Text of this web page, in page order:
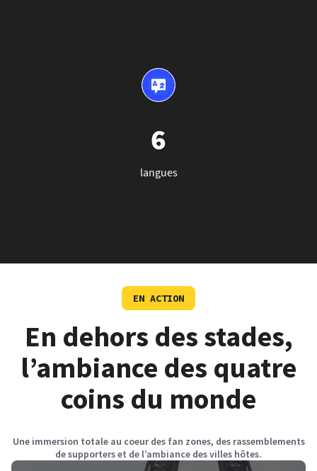
6
langues
EN ACTION
En dehors des stades,
l’ambiance des quatre
coins du monde
Une immersion totale au coeur des fan zones, des rassemblements
de supporters et de l’ambiance des villes hôtes.